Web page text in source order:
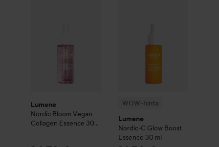
Lumene
Nordic BloomVegan
Collagen Essence 30
WOW-hinta
Lumene
Nordic-C Glow Boost
Essence 30 ml